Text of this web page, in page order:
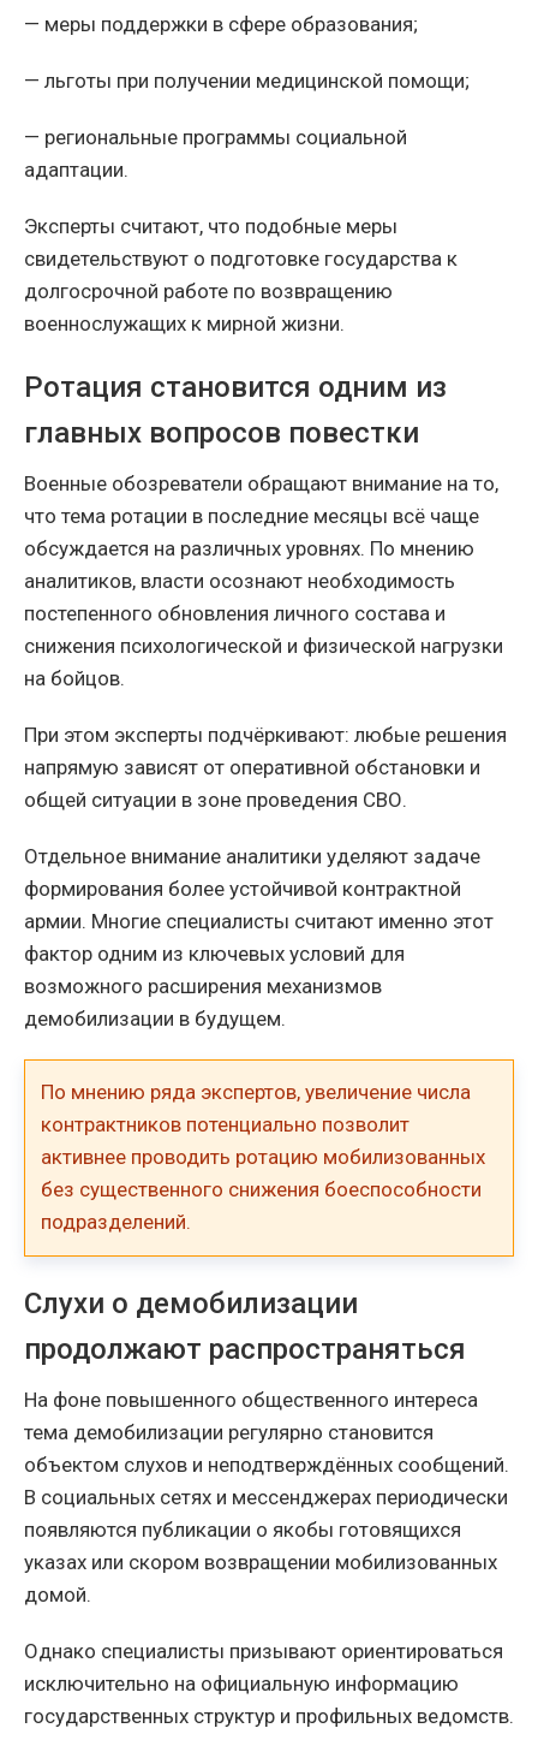
— меры поддержки в сфере образования;
— льготы при получении медицинской помощи;
— региональные программы социальной
адаптации.
Эксперты считают, что подобные меры
свидетельствуют о подготовке государства к
долгосрочной работе по возвращению
военнослужащих к мирной жизни.
Ротация становится одним из
главных вопросов повестки
Военные обозреватели обращают внимание на то,
что тема ротации в последние месяцы всё чаще
обсуждается на различных уровнях. По мнению
аналитиков, власти осознают необходимость
постепенного обновления личного состава и
снижения психологической и физической нагрузки
на бойцов.
При этом эксперты подчёркивают: любые решения
напрямую зависят от оперативной обстановки и
общей ситуации в зоне проведения СВО.
Отдельное внимание аналитики уделяют задаче
формирования более устойчивой контрактной
армии. Многие специалисты считают именно этот
фактор одним из ключевых условий для
возможного расширения механизмов
демобилизации в будущем.
По мнению ряда экспертов, увеличение числа
контрактников потенциально позволит
активнее проводить ротацию мобилизованных
без существенного снижения боеспособности
подразделений.
Слухи о демобилизации
продолжают распространяться
На фоне повышенного общественного интереса
тема демобилизации регулярно становится
объектом слухов и неподтверждённых сообщений.
В социальных сетях и мессенджерах периодически
появляются публикации о якобы готовящихся
указах или скором возвращении мобилизованных
домой.
Однако специалисты призывают ориентироваться
исключительно на официальную информацию
государственных структур и профильных ведомств.